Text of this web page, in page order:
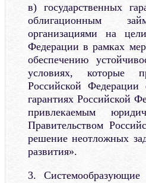
в) государственных
облигационным
организациями на
Федерации в рамках
обеспечению
условиях, которые
Российской
гарантиях Российской
привлекаемым
Правительством
решение неотложных
развития».
3. Системообразующие